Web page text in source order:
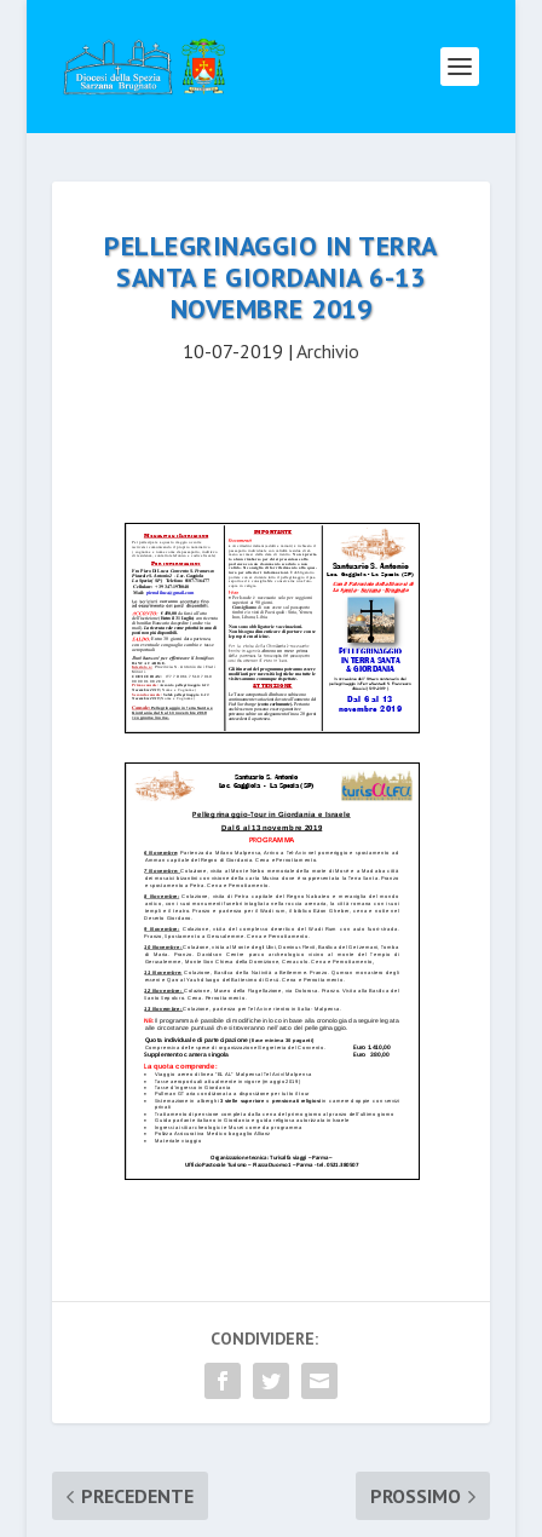
PELLEGRINAGGIO IN TERRA
SANTA E GIORDANIA 6-13
NOVEMBRE 2019
10-07-2019 | Archivio
CONDIVIDERE:
PRECEDENTE PROSSIMO